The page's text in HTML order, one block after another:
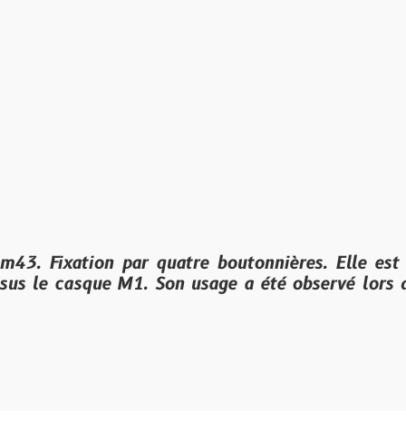
par quatre boutonnières. Elle est
M1. Son usage a été observé lors de la